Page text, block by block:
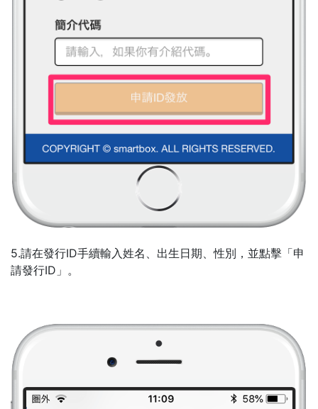
5.請在發行ID手續輸入姓名、出生日期、性別，並點擊「申
請發行ID」。